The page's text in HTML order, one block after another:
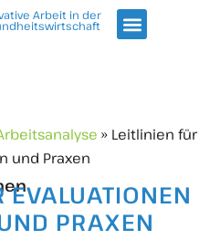
Arbeit in der
» Leitlinien für
und Praxen
EVALUATIONEN
PRAXEN